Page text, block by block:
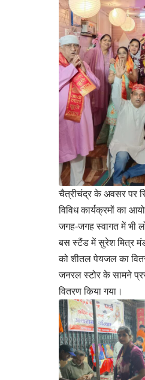
चैत्रीचंद्र के अवसर पर
विविध कार्यक्रमों का
जगह-जगह स्वागत में भी
बस स्टैंड में सुरेश मित्र मंडल
को शीतल पेयजल का
जनरल स्टोर के सामने
वितरण किया गया।